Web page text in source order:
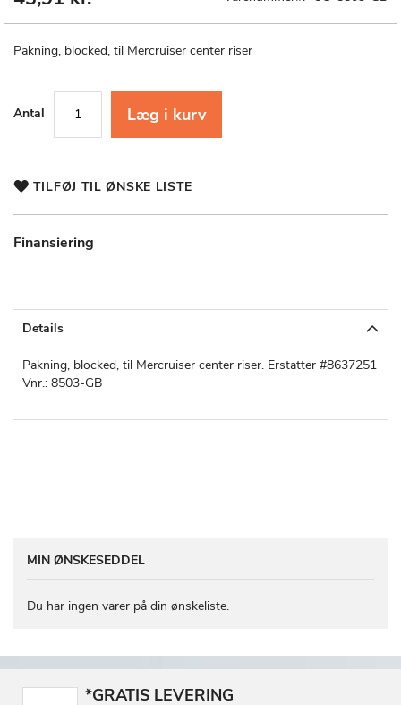
Pakning, blocked, til Mercruiser center riser
Antal Læg i kurv
TILFØJ TIL ØNSKE LISTE
Finansiering
af
Details
Pakning, blocked, til Mercruiser center riser. Erstatter #8637251
Vnr.: 8503-GB
MIN ØNSKESEDDEL
Du har ingen varer på din ønskeliste.
*GRATIS LEVERING